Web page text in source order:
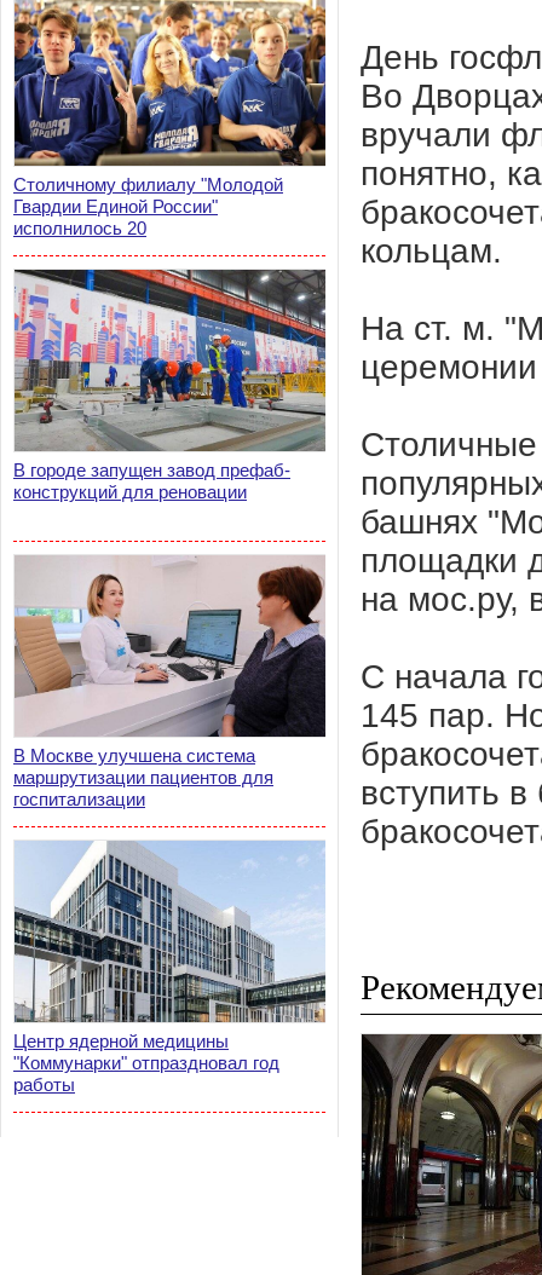
Столичному филиалу "Молодой
Гвардии Единой России"
исполнилось 20
В городе запущен завод префаб-
конструкций для реновации
В Москве улучшена система
маршрутизации пациентов для
госпитализации
Центр ядерной медицины
"Коммунарки" отпраздновал год
работы
День
Во
вручали
понятно,
кольцам.
На ст. м.
церемонии
башнях
площадки
на мос.ру,
С начала
145 пар.
вступить